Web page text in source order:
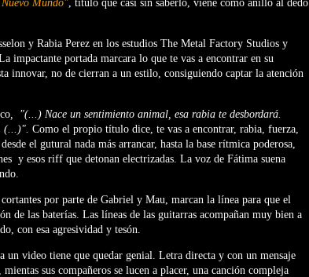
Mundo", título que casi sin saberlo, viene como anillo al dedo
y Rabia Perez en los estudios The Metal Factory Studios y
impactante portada marcara lo que te vas a encontrar en su
innovar, no de cierran a un estilo, consiguiendo captar la atención
,
"(...) Nace un sentimiento animal, esa rabia te desbordará.
(...)". Como el propio título dice, te vas a encontrar, rabia, fuerza,
el gutural nada más arrancar, hasta la base rítmica poderosa,
y esos riff que detonan electrizadas. La voz de Fátima suena
por parte de Gabriel y Mau, marcan la línea para que el
de las baterías. Las líneas de las guitarras acompañan muy bien a
con esa agresividad y tesón.
un video tiene que quedar genial. Letra directa y con un mensaje
sus compañeros se lucen a placer, una canción compleja